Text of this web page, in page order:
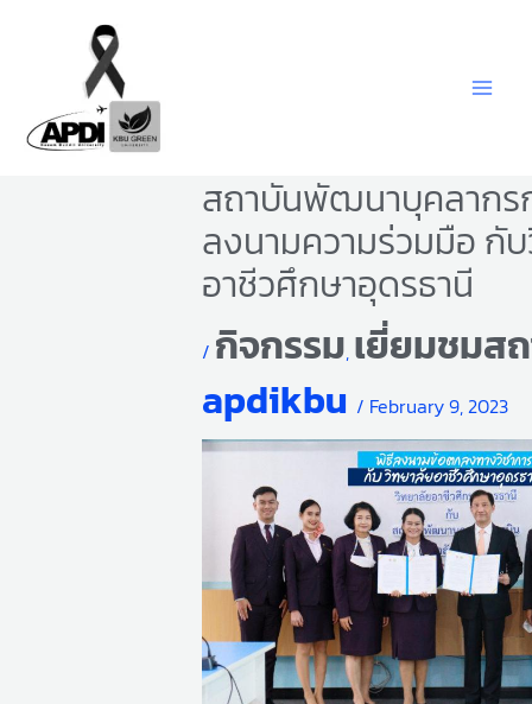
content
สถาบันพัฒนาบุคลากร
ลงนามความร่วมมือ กั
อาชีวศึกษาอุดรธานี
/ กิจกรรม, เยี่ยมชมส
apdikbu / February 9, 2023